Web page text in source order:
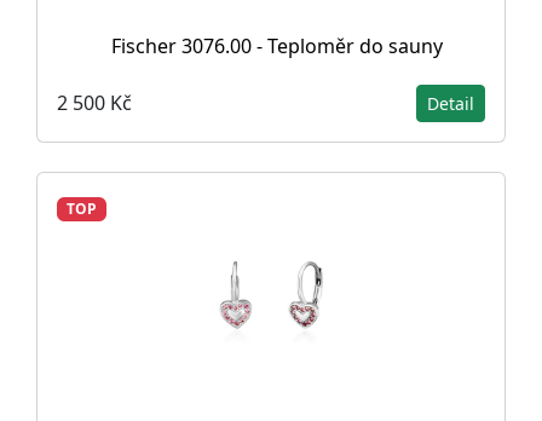
Fischer 3076.00 - Teploměr do sauny
2 500 Kč Detail
TOP